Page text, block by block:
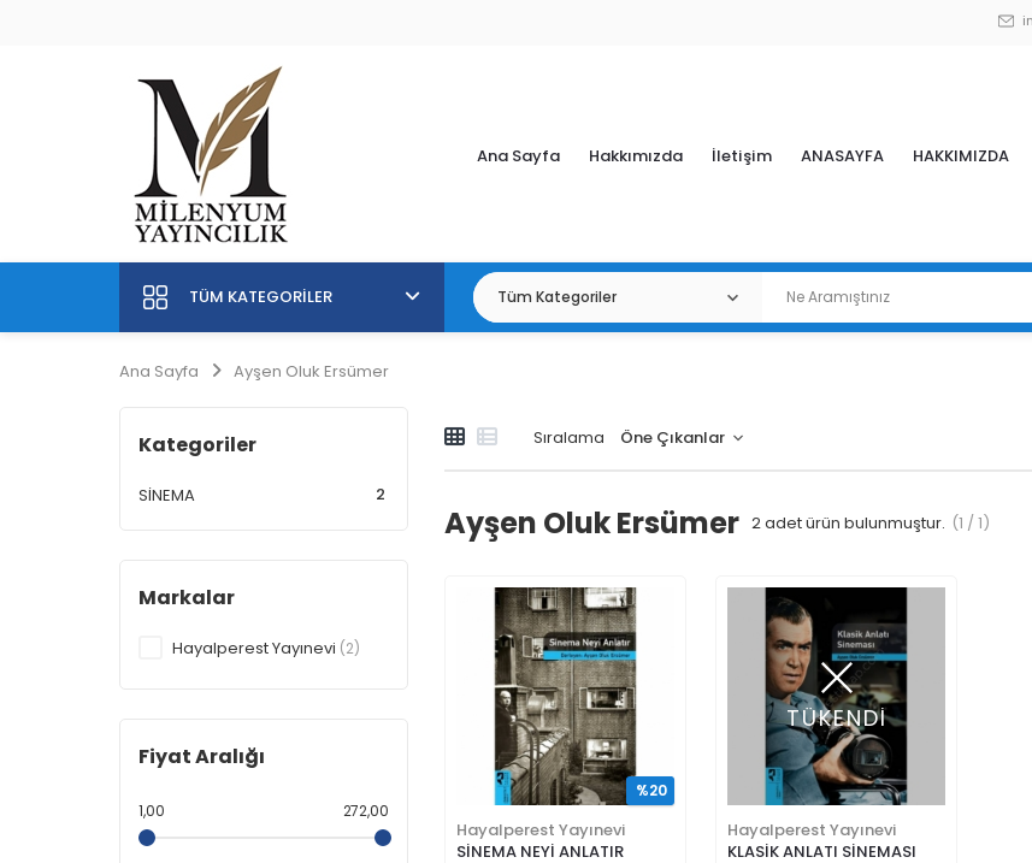
Ana Sayfa Hakkımızda İletişim ANASAYFA HAKKIMIZDA
TÜM KATEGORILER
Ana Sayfa Ayşen Oluk Ersümer
Sıralama
Ayşen Oluk Ersümer 2 adet ürün bulunmuştur. (1 / 1)
Hayalperest Yayınevi
SİNEMA NEYİ ANLATIR
%20
TÜKENDİ
Hayalperest Yayınevi
KLASİK ANLATI SİNEMASI
Kategoriler
SİNEMA 2
Markalar
Hayalperest Yayınevi (2)
Fiyat Aralığı
1,00 272,00